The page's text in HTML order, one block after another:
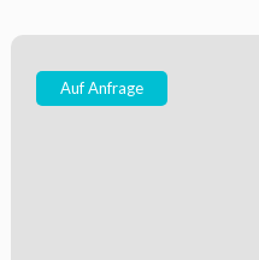
Auf Anfrage